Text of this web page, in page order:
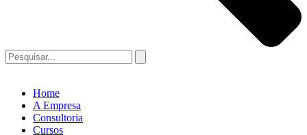
Home
A Empresa
Consultoria
Cursos